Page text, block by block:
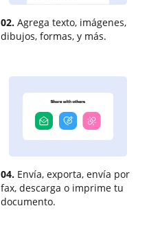
02. Agrega texto, imágenes,
dibujos, formas, y más.
04. Envía, exporta, envía por
fax, descarga o imprime tu
documento.